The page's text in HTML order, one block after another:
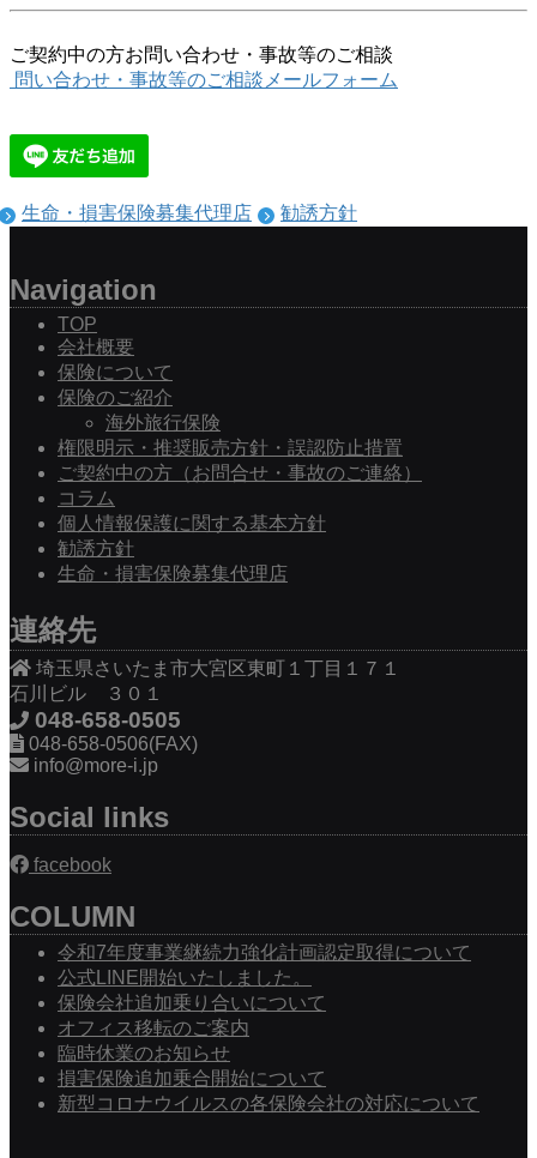
ご契約中の方お問い合わせ・事故等のご相談
問い合わせ・事故等のご相談メールフォーム
生命・損害保険募集代理店 勧誘方針
Navigation
TOP
会社概要
保険について
保険のご紹介
海外旅行保険
権限明示・推奨販売方針・誤認防止措置
ご契約中の方（お問合せ・事故のご連絡）
コラム
個人情報保護に関する基本方針
勧誘方針
生命・損害保険募集代理店
連絡先
埼玉県さいたま市大宮区東町１丁目１７１
石川ビル ３０１
048-658-0505
048-658-0506(FAX)
info@more-i.jp
Social links
facebook
COLUMN
令和7年度事業継続力強化計画認定取得について
公式LINE開始いたしました。
保険会社追加乗り合いについて
オフィス移転のご案内
臨時休業のお知らせ
損害保険追加乗合開始について
新型コロナウイルスの各保険会社の対応について